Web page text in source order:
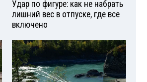
Удар по фигуре: как не набрать
лишний вес в отпуске, где все
включено